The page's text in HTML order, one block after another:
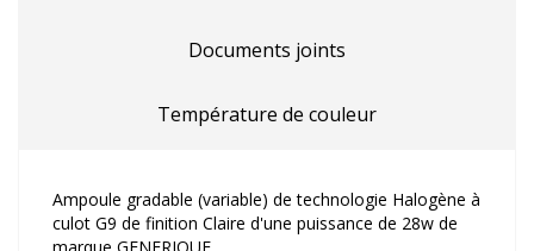
Documents joints
Température de couleur
Ampoule gradable (variable) de technologie Halogène à
culot G9 de finition Claire d'une puissance de 28w de